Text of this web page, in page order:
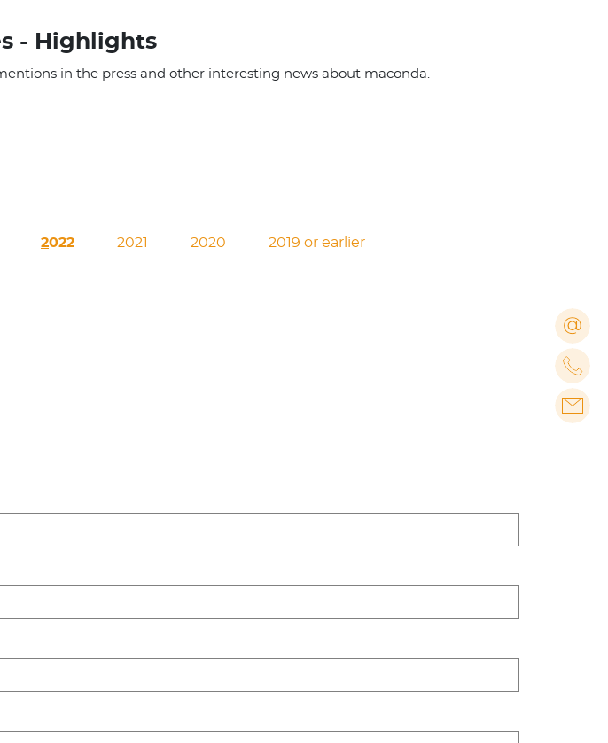
- Highlights
in the press and other interesting news about maconda.
2022 2021 2020 2019 or earlier